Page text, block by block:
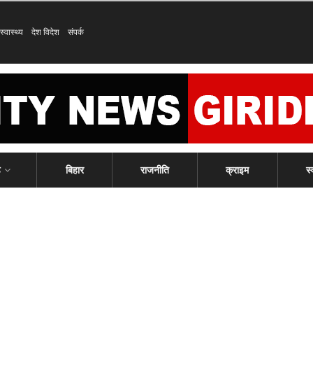
स्वास्थ्य देश विदेश संपर्क
बिहार राजनीति क्राइम